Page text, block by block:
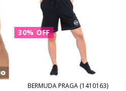
30% OFF
BERMUDA PRAGA (1410163)